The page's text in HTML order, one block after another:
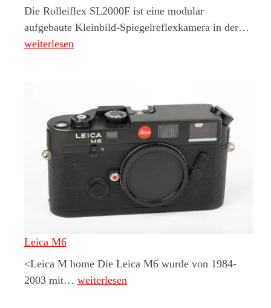
Die Rolleiflex SL2000F ist eine modular
aufgebaute Kleinbild-Spiegelreflexkamera in der…
weiterlesen
Leica M6
<Leica M home Die Leica M6 wurde von 1984-
2003 mit… Leica M6
weiterlesen